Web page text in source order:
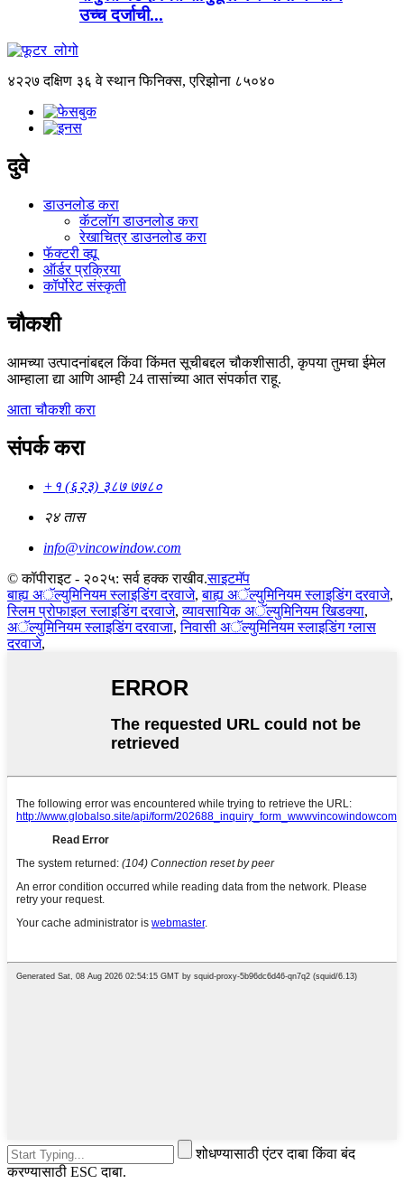
उच्च दर्जाची...
४२२७ दक्षिण ३६ वे स्थान फिनिक्स, एरिझोना ८५०४०
दुवे
डाउनलोड करा
कॅटलॉग डाउनलोड करा
रेखाचित्र डाउनलोड करा
फॅक्टरी व्ह्यू
ऑर्डर प्रक्रिया
कॉर्पोरेट संस्कृती
चौकशी
आमच्या उत्पादनांबद्दल किंवा किंमत सूचीबद्दल चौकशीसाठी, कृपया तुमचा ईमेल
आम्हाला द्या आणि आम्ही 24 तासांच्या आत संपर्कात राहू.
आता चौकशी करा
संपर्क करा
+१ (६२३) ३८७ ७७८०
२४ तास
info@vincowindow.com
© कॉपीराइट - २०२५: सर्व हक्क राखीव.साइटमॅप
बाह्य अॅल्युमिनियम स्लाइडिंग दरवाजे,बाह्य अॅल्युमिनियम स्लाइडिंग दरवाजे,
स्लिम प्रोफाइल स्लाइडिंग दरवाजे,व्यावसायिक अॅल्युमिनियम खिडक्या,
अॅल्युमिनियम स्लाइडिंग दरवाजा,निवासी अॅल्युमिनियम स्लाइडिंग ग्लास
दरवाजे,
शोधण्यासाठी एंटर दाबा किंवा बंद
करण्यासाठी ESC दाबा.